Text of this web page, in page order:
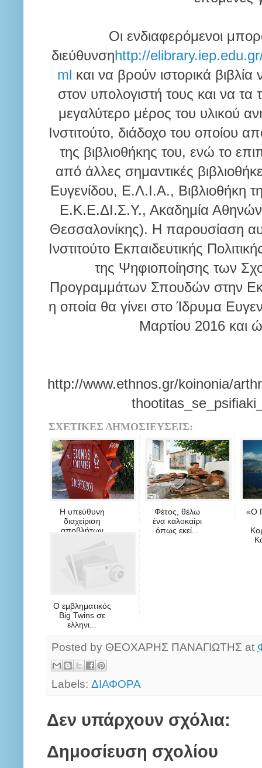
Οι ενδιαφερόμενοι
διεύθυνσηhttp://
ml και να βρούν ιστορικά
στον υπολογιστή τους και να
μεγαλύτερο μέρος του υλικού
Ινστιτούτο, διάδοχο του οποίου
της βιβλιοθήκης του, ενώ το
από άλλες σημαντικές
Ευγενίδου, Ε.Λ.Ι.Α., Βιβλιοθήκη
Ε.Κ.Ε.ΔΙ.Σ.Υ., Ακαδημία Αθηνών,
Θεσσαλονίκης). H παρουσίαση
Ινστιτούτο Εκπαιδευτικής
της Ψηφιοποίησης των
Προγραμμάτων Σπουδών στην
η οποία θα γίνει στο Ίδρυμα
Μαρτίου 2016 και
http://www.ethnos.gr/koinonia/
ΣΧΕΤΙΚΕΣ ΔΗΜΟΣΙΕΥΣΕΙΣ:
Η υπεύθυνη
διαχείριση
αποβλήτων
Φέτος, θέλω
ένα καλοκαίρι
όπως εκεί...
«Ο
Ο εμβληματικός
Big Twins σε
ελληνι...
Posted by ΘΕΟΧΑΡΗΣ ΠΑΝΑΓΙΩΤΗΣ at
Labels: ΔΙΑΦΟΡΑ
Δεν υπάρχουν σχόλια:
Δημοσίευση σχολίου